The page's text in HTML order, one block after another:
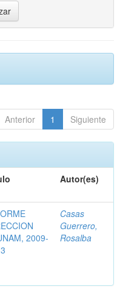
Anterior 1 Siguiente
Autor(es)
2009-
Casas
Guerrero,
Rosalba